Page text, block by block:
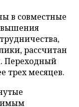
в совместные
рассчитан
Переходный
трех месяцев.